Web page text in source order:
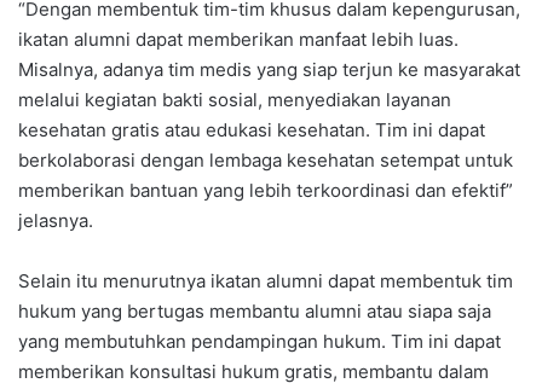
“Dengan membentuk tim-tim khusus dalam kepengurusan,
ikatan alumni dapat memberikan manfaat lebih luas.
Misalnya, adanya tim medis yang siap terjun ke masyarakat
melalui kegiatan bakti sosial, menyediakan layanan
kesehatan gratis atau edukasi kesehatan. Tim ini dapat
berkolaborasi dengan lembaga kesehatan setempat untuk
memberikan bantuan yang lebih terkoordinasi dan efektif”
jelasnya.
Selain itu menurutnya ikatan alumni dapat membentuk tim
hukum yang bertugas membantu alumni atau siapa saja
yang membutuhkan pendampingan hukum. Tim ini dapat
memberikan konsultasi hukum gratis, membantu dalam